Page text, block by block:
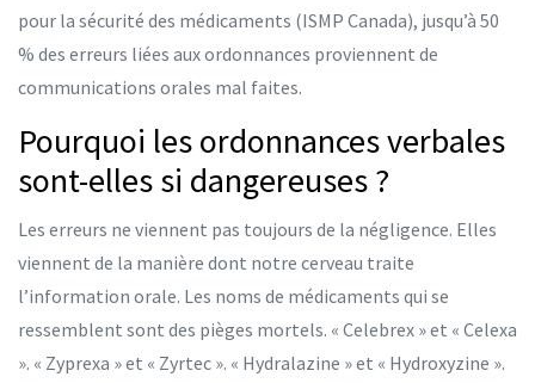
pour la sécurité des médicaments (ISMP Canada), jusqu’à 50
% des erreurs liées aux ordonnances proviennent de
communications orales mal faites.
Pourquoi les ordonnances verbales
sont-elles si dangereuses ?
Les erreurs ne viennent pas toujours de la négligence. Elles
viennent de la manière dont notre cerveau traite
l’information orale. Les noms de médicaments qui se
ressemblent sont des pièges mortels. « Celebrex » et « Celexa
». « Zyprexa » et « Zyrtec ». « Hydralazine » et « Hydroxyzine ».